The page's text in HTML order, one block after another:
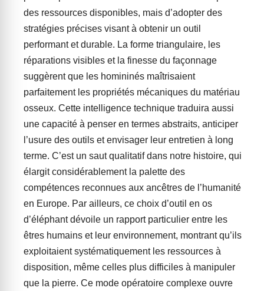
des ressources disponibles, mais d’adopter des
stratégies précises visant à obtenir un outil
performant et durable. La forme triangulaire, les
réparations visibles et la finesse du façonnage
suggèrent que les homininés maîtrisaient
parfaitement les propriétés mécaniques du matériau
osseux. Cette intelligence technique traduira aussi
une capacité à penser en termes abstraits, anticiper
l’usure des outils et envisager leur entretien à long
terme. C’est un saut qualitatif dans notre histoire, qui
élargit considérablement la palette des
compétences reconnues aux ancêtres de l’humanité
en Europe. Par ailleurs, ce choix d’outil en os
d’éléphant dévoile un rapport particulier entre les
êtres humains et leur environnement, montrant qu’ils
exploitaient systématiquement les ressources à
disposition, même celles plus difficiles à manipuler
que la pierre. Ce mode opératoire complexe ouvre